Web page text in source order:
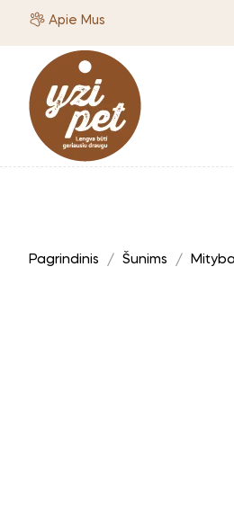
Apie Mus
Pagrindinis Šunims Mityba